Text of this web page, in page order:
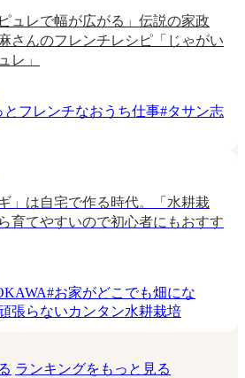
ピュレで幅が広がる」伝説の家政
さんのフレンチレシピ「じゃがい
レ」
とフレンチなおうち仕事#タサン志
ギ」は自宅で作る時代。「水耕栽
育てやすいので初心者にもおすす
#お家がどこでも畑にな
張らないカンタン水耕栽培
ランキングをもっと見る